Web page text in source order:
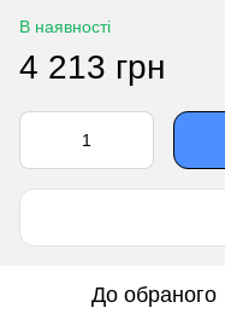
В наявності
4 213 грн
До обраного